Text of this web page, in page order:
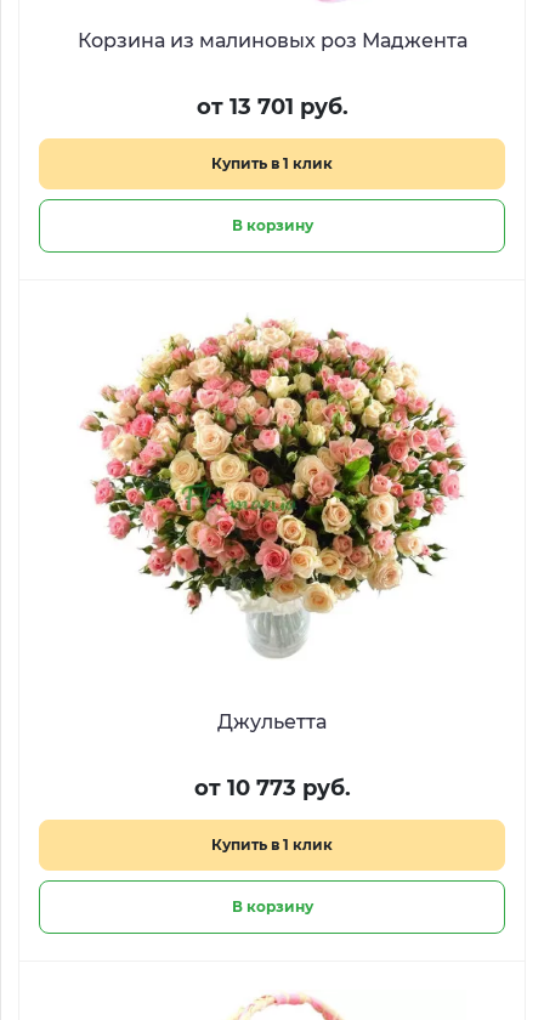
Корзина из малиновых роз Маджента
от 13 701 руб.
Купить в 1 клик
В корзину
Джульетта
от 10 773 руб.
Купить в 1 клик
В корзину